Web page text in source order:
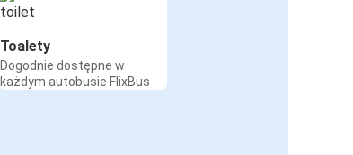
Toalety
Dogodnie dostępne w
każdym autobusie FlixBus